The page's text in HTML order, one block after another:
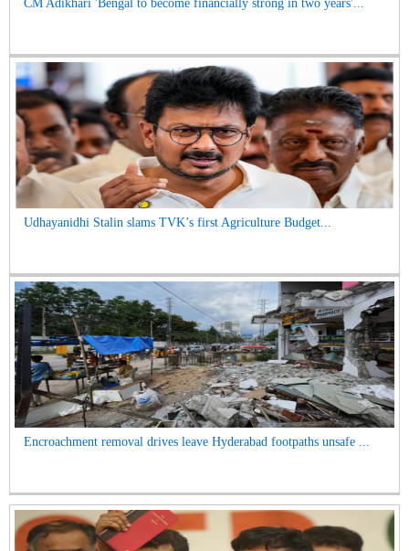
CM Adikhari 'Bengal to become financially strong in two years'...
Udhayanidhi Stalin slams TVK’s first Agriculture Budget...
Encroachment removal drives leave Hyderabad footpaths unsafe ...